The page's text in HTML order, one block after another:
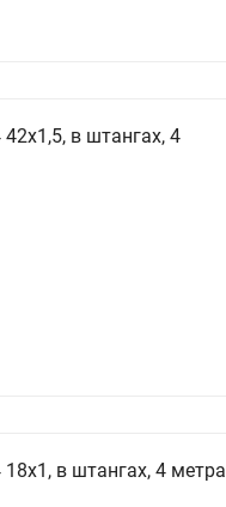
в штангах, 4
в штангах, 4 метра